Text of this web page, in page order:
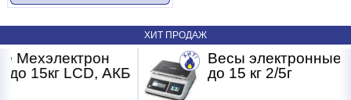
ХИТ ПРОДАЖ
АКБ
Весы электронные CAS
до 15 кг 2/5г